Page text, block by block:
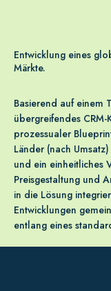
Entwicklung eines
Märkte.
Basierend auf einem
übergreifendes
prozessualer
Länder (nach
und ein einheitliches
Preisgestaltung und
in die Lösung
Entwicklungen
entlang eines